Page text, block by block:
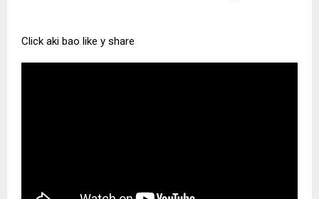
Click aki bao like y share